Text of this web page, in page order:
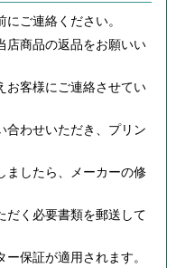
ご連絡ください。
店商品の返品をお願いい
お客様にご連絡させてい
合わせいただき、プリン
ましたら、メーカーの修
だく必要書類を郵送して
保証が適用されます。